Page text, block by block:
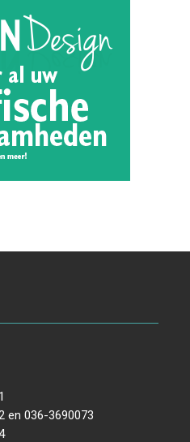
en 036-3690073